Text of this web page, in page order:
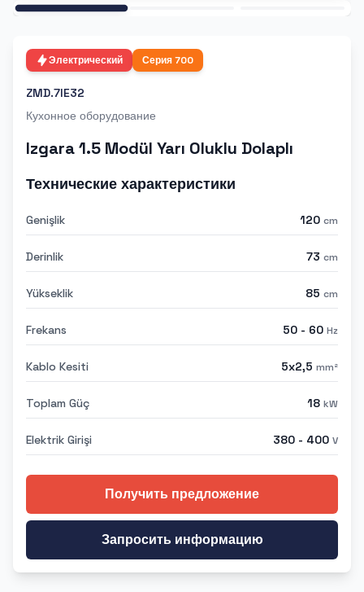
Электрический Серия700
ZMD.7IE32
Кухонное оборудование
Izgara 1.5 Modül Yarı Oluklu Dolaplı
Технические характеристики
Genişlik 120 cm
Derinlik 73 cm
Yükseklik 85 cm
Frekans 50 - 60 Hz
Kablo Kesiti 5x2,5 mm²
Toplam Güç 18 kW
Elektrik Girişi 380 - 400 V
Получить предложение
Запросить информацию